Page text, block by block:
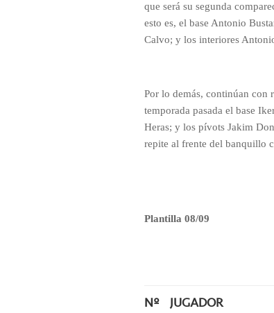
que será su segunda
esto es, el base Antonio
Calvo; y los interiores
Por lo demás, continúan con
temporada pasada el base
Heras; y los pívots Jakim
repite al frente del banquillo
Plantilla 08/09
Nº JUGADOR